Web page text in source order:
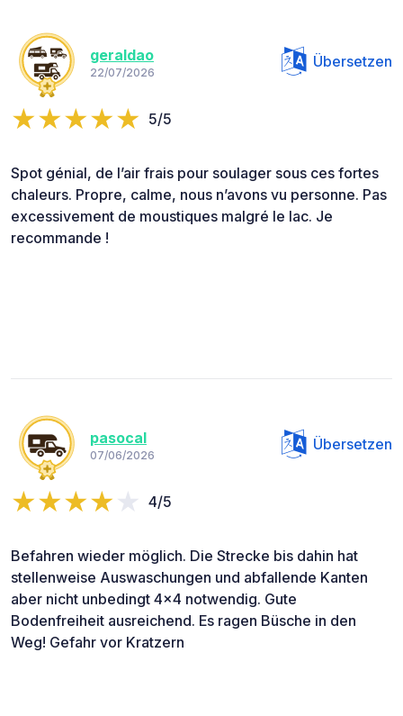
geraldao
22/07/2026
Übersetzen
5/5
Spot génial, de l’air frais pour soulager sous ces fortes
chaleurs. Propre, calme, nous n’avons vu personne. Pas
excessivement de moustiques malgré le lac. Je
recommande !
pasocal
07/06/2026
Übersetzen
4/5
Befahren wieder möglich. Die Strecke bis dahin hat
stellenweise Auswaschungen und abfallende Kanten
aber nicht unbedingt 4x4 notwendig. Gute
Bodenfreiheit ausreichend. Es ragen Büsche in den
Weg! Gefahr vor Kratzern